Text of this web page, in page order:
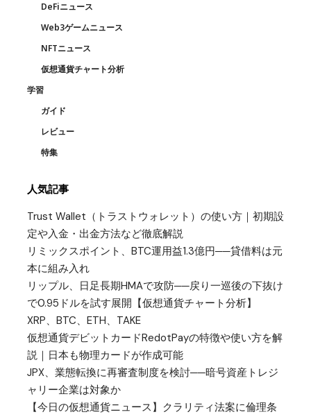
DeFiニュース
Web3ゲームニュース
NFTニュース
仮想通貨チャート分析
学習
ガイド
レビュー
特集
人気記事
Trust Wallet（トラストウォレット）の使い方｜初期設
定や入金・出金方法など徹底解説
リミックスポイント、BTC運用益1.3億円──貸借料は元
本に組み入れ
リップル、日足長期HMAで攻防──戻り一巡後の下抜け
で0.95ドルを試す展開【仮想通貨チャート分析】
XRP、BTC、ETH、TAKE
仮想通貨デビットカードRedotPayの特徴や使い方を解
説｜日本も物理カードが作成可能
JPX、業態転換に再審査制度を検討──暗号資産トレジ
ャリー企業は対象か
【今日の仮想通貨ニュース】クラリティ法案に倫理条